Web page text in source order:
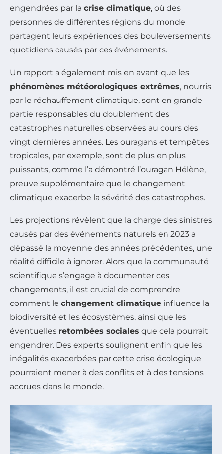
engendrées par la crise climatique, où des
personnes de différentes régions du monde
partagent leurs expériences des bouleversements
quotidiens causés par ces événements.
Un rapport a également mis en avant que les
phénomènes météorologiques extrêmes, nourris
par le réchauffement climatique, sont en grande
partie responsables du doublement des
catastrophes naturelles observées au cours des
vingt dernières années. Les ouragans et tempêtes
tropicales, par exemple, sont de plus en plus
puissants, comme l’a démontré l’ouragan Hélène,
preuve supplémentaire que le changement
climatique exacerbe la sévérité des catastrophes.
Les projections révèlent que la charge des sinistres
causés par des événements naturels en 2023 a
dépassé la moyenne des années précédentes, une
réalité difficile à ignorer. Alors que la communauté
scientifique s’engage à documenter ces
changements, il est crucial de comprendre
comment le changement climatique influence la
biodiversité et les écosystèmes, ainsi que les
éventuelles retombées sociales que cela pourrait
engendrer. Des experts soulignent enfin que les
inégalités exacerbées par cette crise écologique
pourraient mener à des conflits et à des tensions
accrues dans le monde.